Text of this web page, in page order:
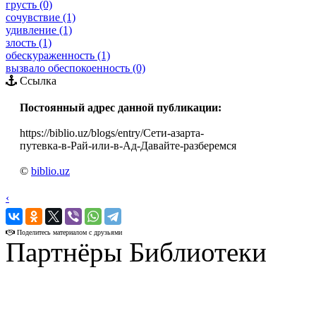
грусть (0)
сочувствие (1)
удивление (1)
злость (1)
обескураженность (1)
вызвало обеспокоенность (0)
Ссылка
Постоянный адрес данной публикации:
https://biblio.uz/blogs/entry/Сети-азарта-
путевка-в-Рай-или-в-Ад-Давайте-разберемся
© biblio.uz
‹
›
Поделитесь материалом с друзьями
Партнёры Библиотеки